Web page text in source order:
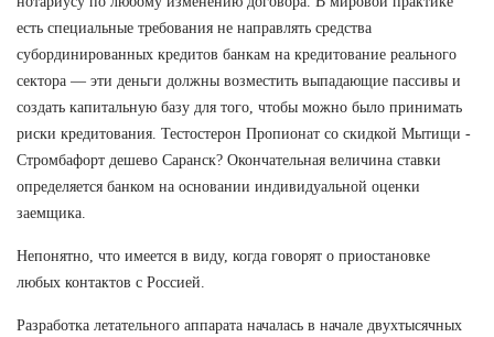
есть специальные требования не направлять средства
субординированных кредитов банкам на кредитование реального
сектора — эти деньги должны возместить выпадающие пассивы и
создать капитальную базу для того, чтобы можно было принимать
риски кредитования. Тестостерон Пропионат со скидкой Мытищи -
Стромбафорт дешево Саранск? Окончательная величина ставки
определяется банком на основании индивидуальной оценки
заемщика.
Непонятно, что имеется в виду, когда говорят о приостановке
любых контактов с Россией.
Разработка летательного аппарата началась в начале двухтысячных